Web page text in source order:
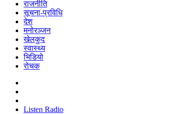
राजनीति
सूचना-प्रविधि
देश
मनोरञ्जन
खेलकुद
स्वास्थ्य
भिडियो
रोचक
Listen Radio